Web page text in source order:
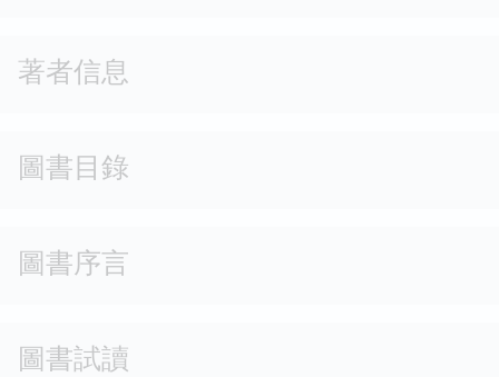
著者信息
圖書目錄
圖書序言
圖書試讀